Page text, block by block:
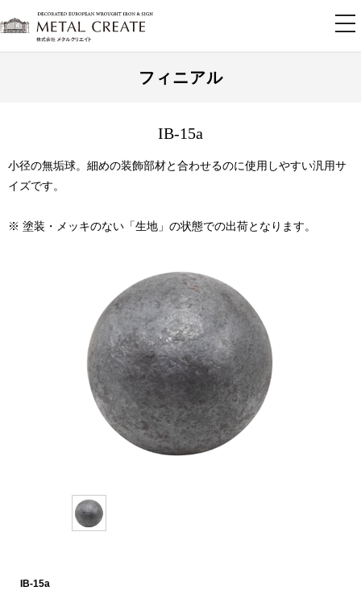
フィニアル
IB-15a
小径の無垢球。細めの装飾部材と合わせるのに使用しやすい汎用サ
イズです。
※ 塗装・メッキのない「生地」の状態での出荷となります。
IB-15a